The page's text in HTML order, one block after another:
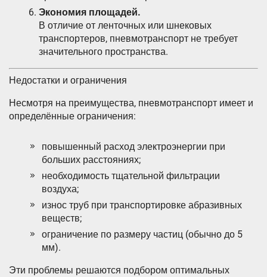
Экономия площадей.
В отличие от ленточных или шнековых
транспортеров, пневмотранспорт не требует
значительного пространства.
Недостатки и ограничения
Несмотря на преимущества, пневмотранспорт имеет и
определённые ограничения:
повышенный расход электроэнергии при
больших расстояниях;
необходимость тщательной фильтрации
воздуха;
износ труб при транспортировке абразивных
веществ;
ограничение по размеру частиц (обычно до 5
мм).
Эти проблемы решаются подбором оптимальных